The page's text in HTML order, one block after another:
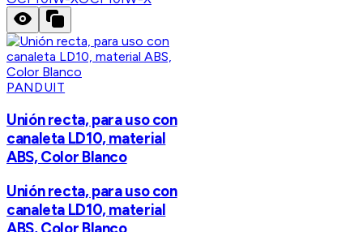
PANDUIT
Unión recta, para uso con
canaleta LD10, material
ABS, Color Blanco
Unión recta, para uso con
canaleta LD10, material